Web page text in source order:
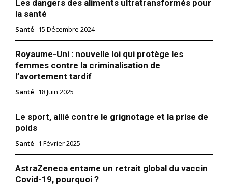
Les dangers des aliments ultratransformés pour
la santé
Santé 15 Décembre 2024
Royaume-Uni : nouvelle loi qui protège les
femmes contre la criminalisation de
l’avortement tardif
Santé 18 Juin 2025
Le sport, allié contre le grignotage et la prise de
poids
Santé 1 Février 2025
AstraZeneca entame un retrait global du vaccin
Covid-19, pourquoi ?